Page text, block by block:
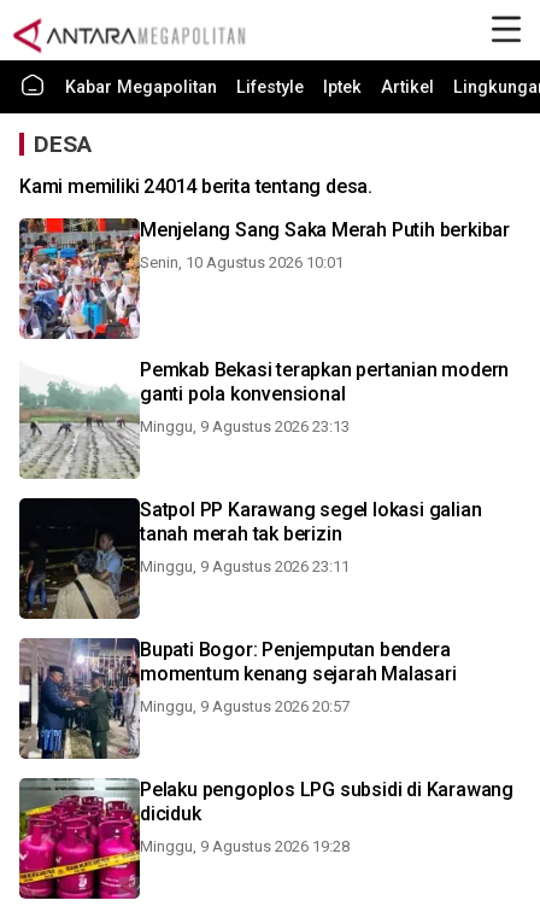
Kabar Megapolitan Lifestyle Iptek Artikel
DESA
Kami memiliki 24014 berita tentang desa.
Menjelang Sang Saka Merah Putih berkibar
Senin, 10 Agustus 2026 10:01
Pemkab Bekasi terapkan pertanian modern
ganti pola konvensional
Minggu, 9 Agustus 2026 23:13
Satpol PP Karawang segel lokasi galian
tanah merah tak berizin
Minggu, 9 Agustus 2026 23:11
Bupati Bogor: Penjemputan bendera
momentum kenang sejarah Malasari
Minggu, 9 Agustus 2026 20:57
Pelaku pengoplos LPG subsidi di Karawang
diciduk
Minggu, 9 Agustus 2026 19:28